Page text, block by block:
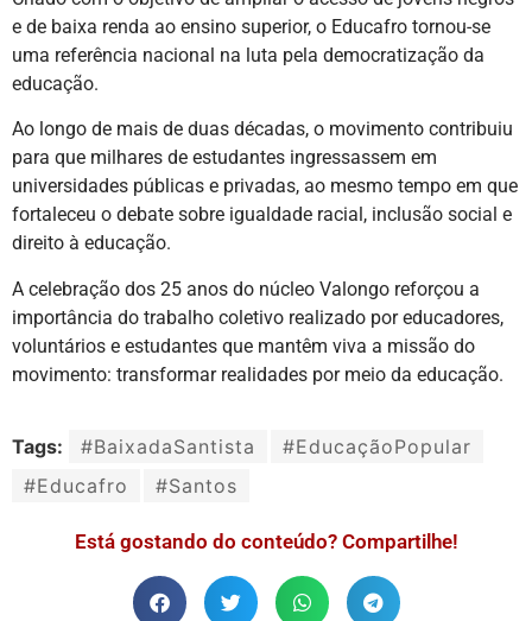
e de baixa renda ao ensino superior, o Educafro tornou-se
uma referência nacional na luta pela democratização da
educação.
Ao longo de mais de duas décadas, o movimento contribuiu
para que milhares de estudantes ingressassem em
universidades públicas e privadas, ao mesmo tempo em que
fortaleceu o debate sobre igualdade racial, inclusão social e
direito à educação.
A celebração dos 25 anos do núcleo Valongo reforçou a
importância do trabalho coletivo realizado por educadores,
voluntários e estudantes que mantêm viva a missão do
movimento: transformar realidades por meio da educação.
Tags: #BaixadaSantista
#EducaçãoPopular
#Educafro
#Santos
Está gostando do conteúdo? Compartilhe!